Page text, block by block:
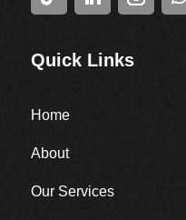
Quick Links
Home
About
Our Services